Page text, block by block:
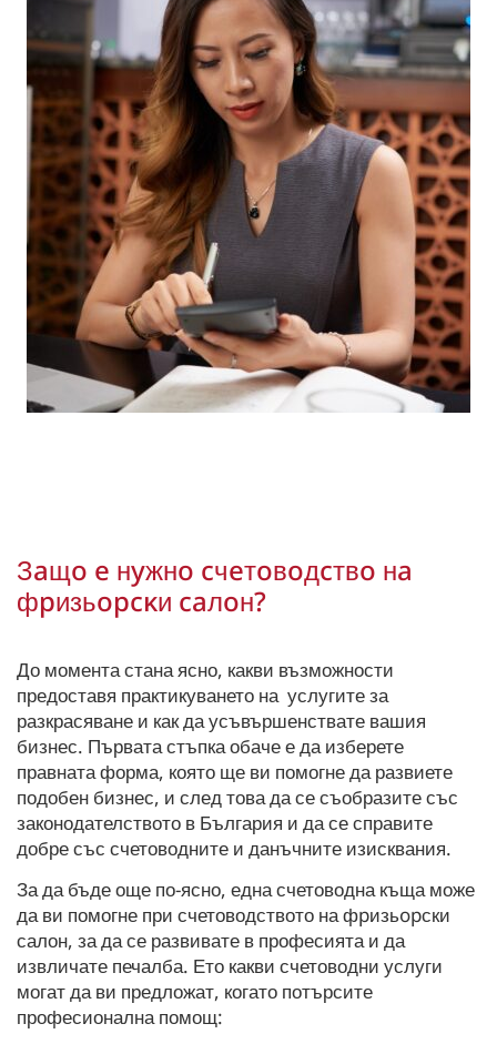
Зaщo e нyжнo cчeтoвoдcтвo нa
фpизьopcĸи caлoн?
До момента стана ясно, какви възможности
предоставя практикуването на услугите за
разкрасяване и как да усъвършенствате вашия
бизнес. Първата стъпка обаче е да изберете
правната форма, която ще ви помогне да развиете
подобен бизнес, и след това да се съобразите със
законодателството в България и да се справите
добре със счетоводните и данъчните изисквания.
За да бъде още по-ясно, една счетоводна къща може
да ви помогне при счетоводството на фpизьopски
салон, за да се развивате в професията и да
извличате печалба. Ето какви счетоводни услуги
могат да ви предложат, когато потърсите
професионална помощ: